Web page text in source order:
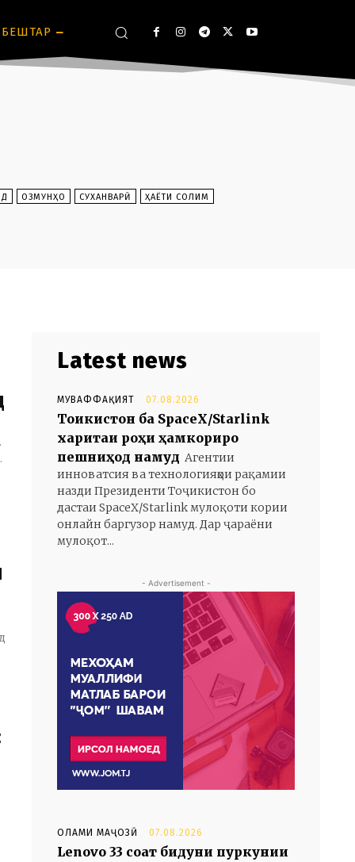
БЕШТАР
ОЗМУНҲО СУХАНВАРӢ ҲАЁТИ СОЛИМ
Latest news
МУВАФФАҚИЯТ 07.08.2026
Тоҷикистон ба SpaceX/Starlink
харитаи роҳи ҳамкориро
пешниҳод намуд Агентии
инноватсия ва технологияҳои рақамии
назди Президенти Тоҷикистон бо
дастаи SpaceX/Starlink мулоқоти кории
онлайн баргузор намуд. Дар ҷараёни
мулоқот...
- Advertisement -
ОЛАМИ МАҶОЗӢ 07.08.2026
Lenovo 33 соат бидуни пуркунии